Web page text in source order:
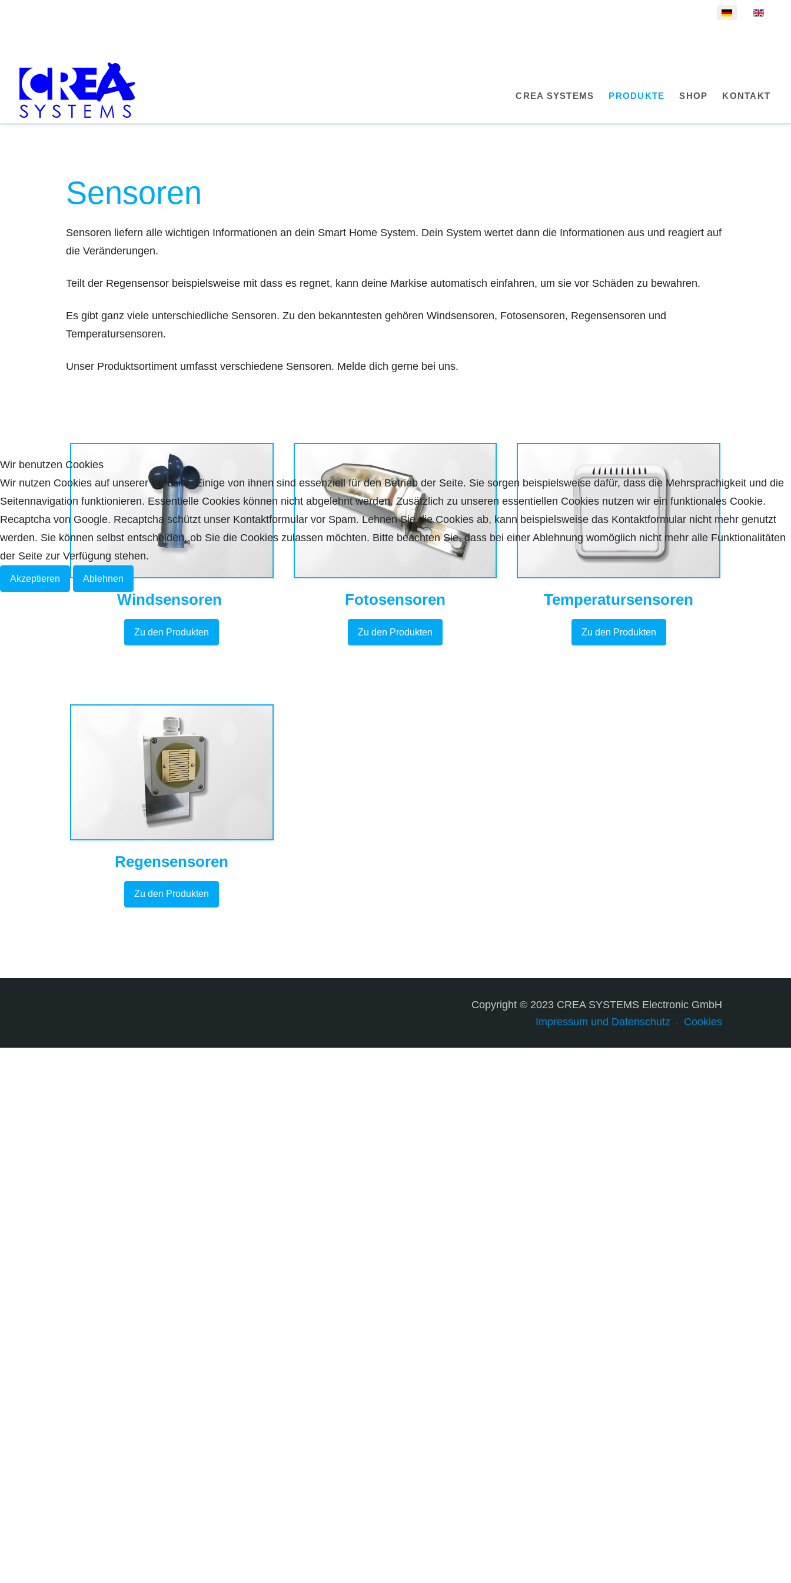
Sprache auswählen
CREA SYSTEMS PRODUKTE SHOP KONTAKT
Sensoren
Sensoren liefern alle wichtigen Informationen an dein Smart Home System. Dein System wertet dann die Informationen aus und reagiert auf
die Veränderungen.
Teilt der Regensensor beispielsweise mit dass es regnet, kann deine Markise automatisch einfahren, um sie vor Schäden zu bewahren.
Es gibt ganz viele unterschiedliche Sensoren. Zu den bekanntesten gehören Windsensoren, Fotosensoren, Regensensoren und
Temperatursensoren.
Unser Produktsortiment umfasst verschiedene Sensoren. Melde dich gerne bei uns.
Windsensoren
Zu den Produkten
Regensensoren
Zu den Produkten
Fotosensoren
Zu den Produkten
Temperatursensoren
Zu den Produkten
Copyright © 2023 CREA SYSTEMS Electronic GmbH
Impressum und Datenschutz
Cookies
Wir benutzen Cookies
Wir nutzen Cookies auf unserer Website. Einige von ihnen sind essenziell für den Betrieb der Seite. Sie sorgen beispielsweise dafür, dass die Mehrsprachigkeit und die
Seitennavigation funktionieren. Essentielle Cookies können nicht abgelehnt werden. Zusätzlich zu unseren essentiellen Cookies nutzen wir ein funktionales Cookie.
Recaptcha von Google. Recaptcha schützt unser Kontaktformular vor Spam. Lehnen Sie die Cookies ab, kann beispielsweise das Kontaktformular nicht mehr genutzt
werden. Sie können selbst entscheiden, ob Sie die Cookies zulassen möchten. Bitte beachten Sie, dass bei einer Ablehnung womöglich nicht mehr alle Funktionalitäten
der Seite zur Verfügung stehen.
Akzeptieren Ablehnen